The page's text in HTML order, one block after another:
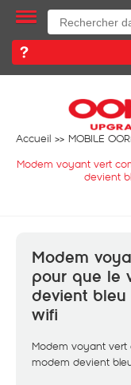
Accueil
MOBILE
Modem voyant vert
devient
Modem
pour que le
devient
wifi
Modem voyant
modem devient